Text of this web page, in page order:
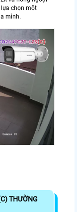
lựa chọn một
mình.
THƯỜNG